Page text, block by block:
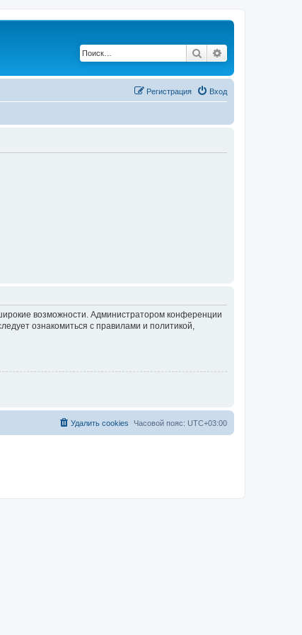
Поиск
Вход
Регистрация
возможности. Администратором конференции
ознакомиться с правилами и политикой,
Часовой пояс: UTC+03:00
Удалить cookies